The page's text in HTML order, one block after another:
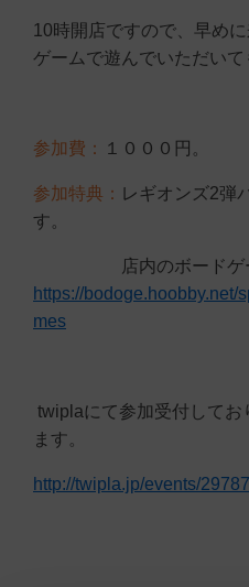
10時開店ですので、早め
ゲームで遊んでいただいて
参加費： １０００円。
参加特典： レギオンズ2弾
す。
店内のボードゲー
https://bodoge.hoobby.net/
mes
twiplaにて参加受付してお
ます。
http://twipla.jp/events/